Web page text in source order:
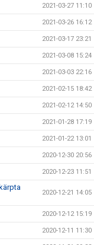
2021-03-27 11:10
2021-03-26 16:12
2021-03-17 23:21
2021-03-08 15:24
2021-03-03 22:16
2021-02-15 18:42
2021-02-12 14:50
2021-01-28 17:19
2021-01-22 13:01
2020-12-30 20:56
2020-12-23 11:51
2020-12-21 14:05
2020-12-12 15:19
2020-12-11 11:30